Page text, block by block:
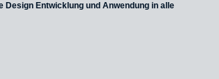
Design Entwicklung und Anwendung in alle